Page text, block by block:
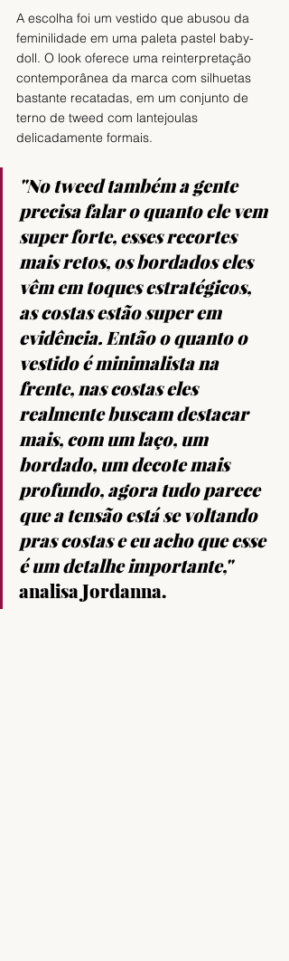
A escolha foi um vestido que abusou da
feminilidade em uma paleta pastel baby-
doll. O look oferece uma reinterpretação
contemporânea da marca com silhuetas
bastante recatadas, em um conjunto de
terno de tweed com lantejoulas
delicadamente formais.
"No tweed também a gente
precisa falar o quanto ele vem
super forte, esses recortes
mais retos, os bordados eles
vêm em toques estratégicos,
as costas estão super em
evidência. Então o quanto o
vestido é minimalista na
frente, nas costas eles
realmente buscam destacar
mais, com um laço, um
bordado, um decote mais
profundo, agora tudo parece
que a tensão está se voltando
pras costas e eu acho que esse
é um detalhe importante,"
analisa Jordanna.